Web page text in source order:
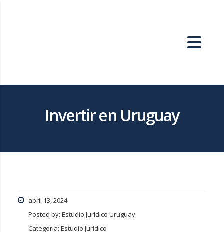
Invertir en Uruguay
abril 13, 2024
Posted by: Estudio Jurídico Uruguay
Categoría: Estudio Jurídico